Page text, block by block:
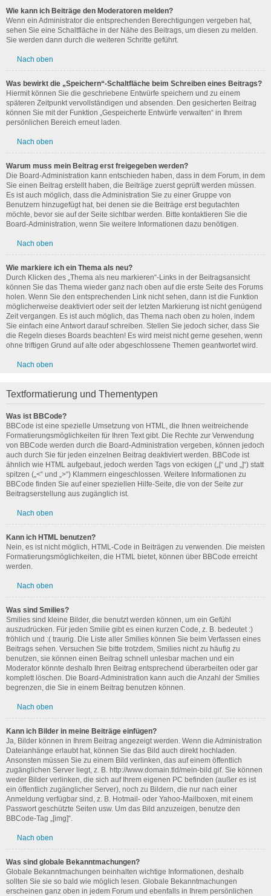
Wie kann ich Beiträge den Moderatoren melden?
Wenn ein Administrator die entsprechenden Berechtigungen vergeben hat,
sehen Sie eine Schaltfläche in der Nähe des Beitrags, um diesen zu melden.
Sie werden dann durch die weiteren Schritte geführt.
Nach oben
Was bewirkt die „Speichern“-Schaltfläche beim Schreiben eines Beitrags?
Hiermit können Sie die geschriebene Entwürfe speichern und zu einem
späteren Zeitpunkt vervollständigen und absenden. Den gesicherten Beitrag
können Sie mit der Funktion „Gespeicherte Entwürfe verwalten“ in Ihrem
persönlichen Bereich erneut laden.
Nach oben
Warum muss mein Beitrag erst freigegeben werden?
Die Board-Administration kann entschieden haben, dass in dem Forum, in dem
Sie einen Beitrag erstellt haben, die Beiträge zuerst geprüft werden müssen.
Es ist auch möglich, dass die Administration Sie zu einer Gruppe von
Benutzern hinzugefügt hat, bei denen sie die Beiträge erst begutachten
möchte, bevor sie auf der Seite sichtbar werden. Bitte kontaktieren Sie die
Board-Administration, wenn Sie weitere Informationen dazu benötigen.
Nach oben
Wie markiere ich ein Thema als neu?
Durch Klicken des „Thema als neu markieren“-Links in der Beitragsansicht
können Sie das Thema wieder ganz nach oben auf die erste Seite des Forums
holen. Wenn Sie den entsprechenden Link nicht sehen, dann ist die Funktion
möglicherweise deaktiviert oder seit der letzten Markierung ist nicht genügend
Zeit vergangen. Es ist auch möglich, das Thema nach oben zu holen, indem
Sie einfach eine Antwort darauf schreiben. Stellen Sie jedoch sicher, dass Sie
die Regeln dieses Boards beachten! Es wird meist nicht gerne gesehen, wenn
ohne triftigen Grund auf alte oder abgeschlossene Themen geantwortet wird.
Nach oben
Textformatierung und Thementypen
Was ist BBCode?
BBCode ist eine spezielle Umsetzung von HTML, die Ihnen weitreichende
Formatierungsmöglichkeiten für Ihren Text gibt. Die Rechte zur Verwendung
von BBCode werden durch die Board-Administration vergeben, können jedoch
auch durch Sie für jeden einzelnen Beitrag deaktiviert werden. BBCode ist
ähnlich wie HTML aufgebaut, jedoch werden Tags von eckigen („[“ und „]“) statt
spitzen („<“ und „>“) Klammern eingeschlossen. Weitere Informationen zu
BBCode finden Sie auf einer speziellen Hilfe-Seite, die von der Seite zur
Beitragserstellung aus zugänglich ist.
Nach oben
Kann ich HTML benutzen?
Nein, es ist nicht möglich, HTML-Code in Beiträgen zu verwenden. Die meisten
Formatierungsmöglichkeiten, die HTML bietet, können über BBCode erreicht
werden.
Nach oben
Was sind Smilies?
Smilies sind kleine Bilder, die benutzt werden können, um ein Gefühl
auszudrücken. Für jeden Smilie gibt es einen kurzen Code, z. B. bedeutet :)
fröhlich und :( traurig. Die Liste aller Smilies können Sie beim Verfassen eines
Beitrags sehen. Versuchen Sie bitte trotzdem, Smilies nicht zu häufig zu
benutzen, sie können einen Beitrag schnell unlesbar machen und ein
Moderator könnte deshalb Ihren Beitrag entsprechend überarbeiten oder gar
komplett löschen. Die Board-Administration kann auch die Anzahl der Smilies
begrenzen, die Sie in einem Beitrag benutzen können.
Nach oben
Kann ich Bilder in meine Beiträge einfügen?
Ja, Bilder können in Ihrem Beitrag angezeigt werden. Wenn die Administration
Dateianhänge erlaubt hat, können Sie das Bild auch direkt hochladen.
Ansonsten müssen Sie zu einem Bild verlinken, das auf einem öffentlich
zugänglichen Server liegt, z. B. http://www.domain.tld/mein-bild.gif. Sie können
weder Bilder verlinken, die sich auf Ihrem eigenen PC befinden (außer es ist
ein öffentlich zugänglicher Server), noch zu Bildern, die nur nach einer
Anmeldung verfügbar sind, z. B. Hotmail- oder Yahoo-Mailboxen, mit einem
Passwort geschützte Seiten usw. Um das Bild anzuzeigen, benutze den
BBCode-Tag „[img]“.
Nach oben
Was sind globale Bekanntmachungen?
Globale Bekanntmachungen beinhalten wichtige Informationen, deshalb
sollten Sie sie so bald wie möglich lesen. Globale Bekanntmachungen
erscheinen ganz oben in jedem Forum und ebenfalls in Ihrem persönlichen